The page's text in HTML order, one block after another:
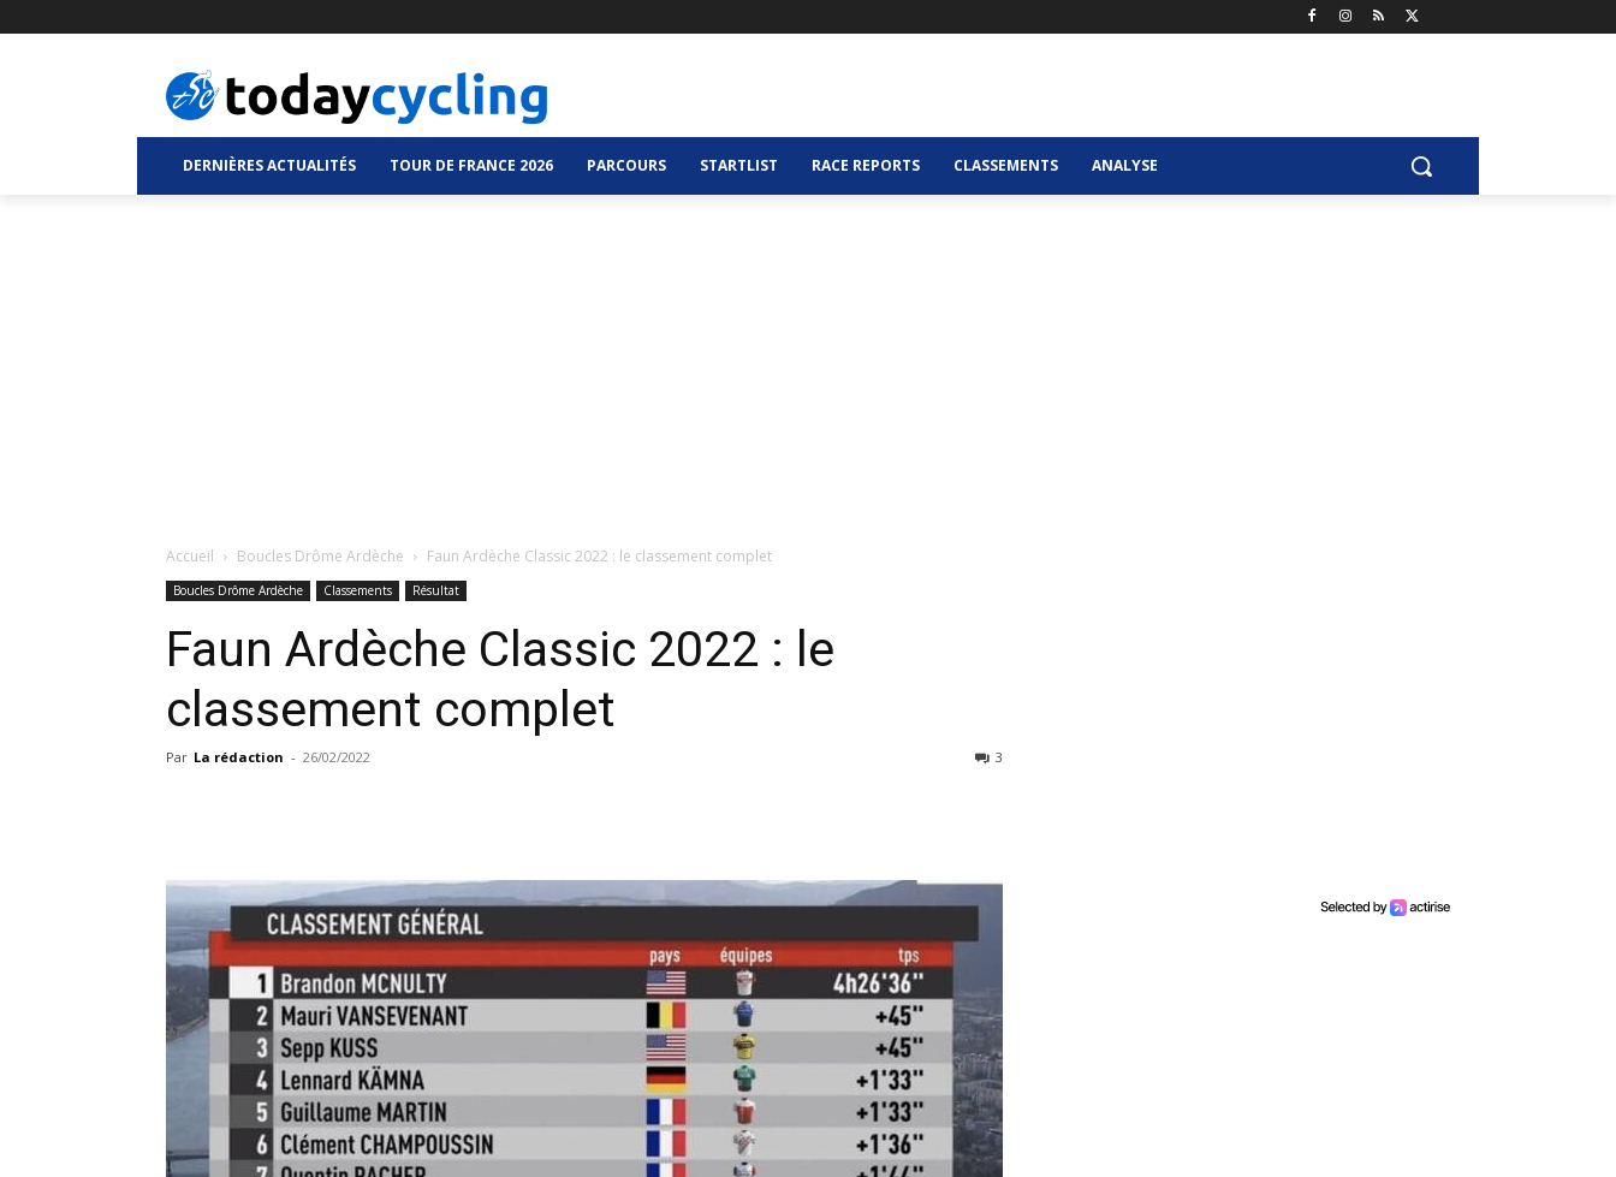
DERNIÈRES ACTUALITÉS TOUR DE FRANCE 2026 PARCOURS STARTLIST RACE REPORTS CLASSEMENTS ANALYSE
Accueil Boucles Drôme Ardèche Faun Ardèche Classic 2022 : le classement complet
Boucles Drôme Ardèche Classements Résultat
Faun Ardèche Classic 2022 : le
classement complet
Par La rédaction - 26/02/2022 3